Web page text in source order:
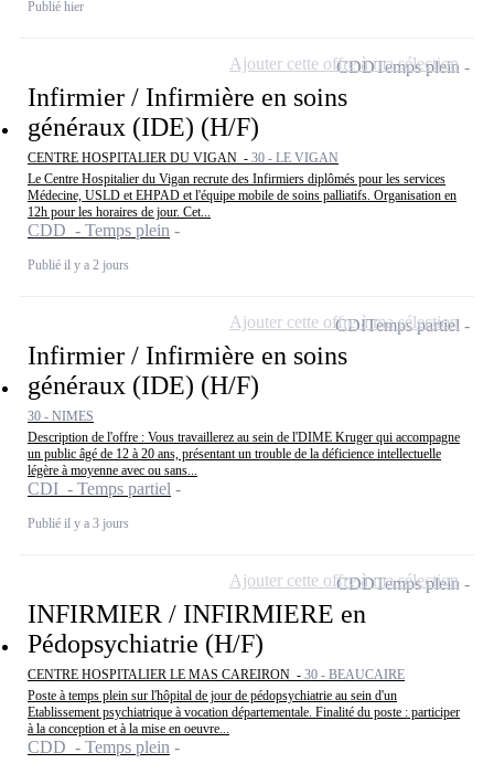
Publié hier
Infirmier / Infirmière en soins
généraux (IDE) (H/F)
CENTRE HOSPITALIER DU VIGAN - 30 - LE VIGAN
Le Centre Hospitalier du Vigan recrute des Infirmiers diplômés pour les services
Médecine, USLD et EHPAD et l'équipe mobile de soins palliatifs. Organisation en
12h pour les horaires de jour. Cet...
CDD - Temps plein
Publié il y a 2 jours
CDDTemps plein
Ajouter cette offre à ma sélection
Infirmier / Infirmière en soins
généraux (IDE) (H/F)
30 - NIMES
Description de l'offre : Vous travaillerez au sein de l'DIME Kruger qui accompagne
un public âgé de 12 à 20 ans, présentant un trouble de la déficience intellectuelle
légère à moyenne avec ou sans...
CDI - Temps partiel
Publié il y a 3 jours
CDITemps partiel
Ajouter cette offre à ma sélection
INFIRMIER / INFIRMIERE en
Pédopsychiatrie (H/F)
CENTRE HOSPITALIER LE MAS CAREIRON - 30 - BEAUCAIRE
Poste à temps plein sur l'hôpital de jour de pédopsychiatrie au sein d'un
Etablissement psychiatrique à vocation départementale. Finalité du poste : participer
à la conception et à la mise en oeuvre...
CDD - Temps plein
CDDTemps plein
Ajouter cette offre à ma sélection